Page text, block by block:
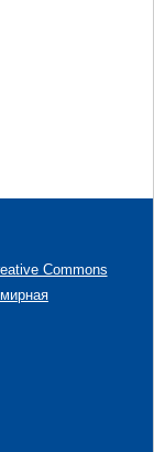
Commons